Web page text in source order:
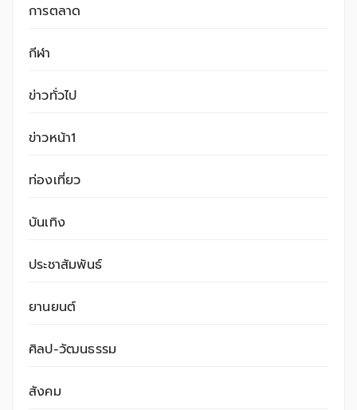
การตลาด
กีฬา
ข่าวทั่วไป
ข่าวหน้า1
ท่องเที่ยว
บันเทิง
ประชาสัมพันธ์
ยานยนต์
ศิลป-วัฒนธรรม
สังคม